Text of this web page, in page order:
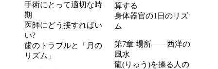
手術にとって適切な時
期
医師にどう接すればい
い?
歯のトラブルと「月の
リズム」
算する
身体器官の1日のリズ
ム
第7章 場所――西洋の
風水
龍(りゅう)を操る人の